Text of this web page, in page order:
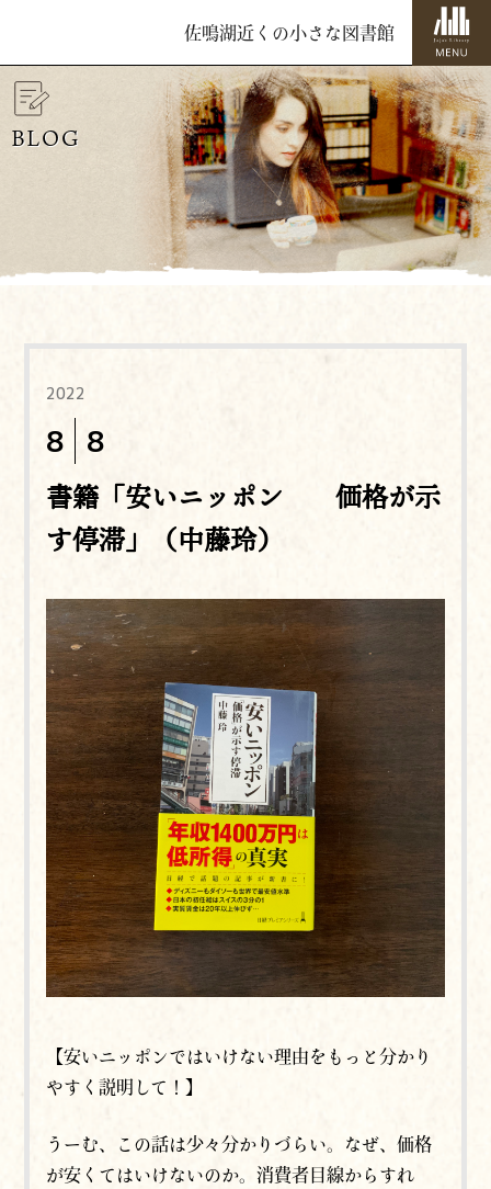
佐鳴湖近くの小さな図書館
BLOG
2022
8 8
書籍「安いニッポン 価格が示
す停滞」（中藤玲）
【安いニッポンではいけない理由をもっと分かり
やすく説明して！】
うーむ、この話は少々分かりづらい。なぜ、価格
が安くてはいけないのか。消費者目線からすれ